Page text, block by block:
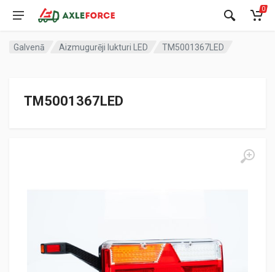
0
Galvenā Aizmugurēji lukturi LED TM5001367LED
TM5001367LED